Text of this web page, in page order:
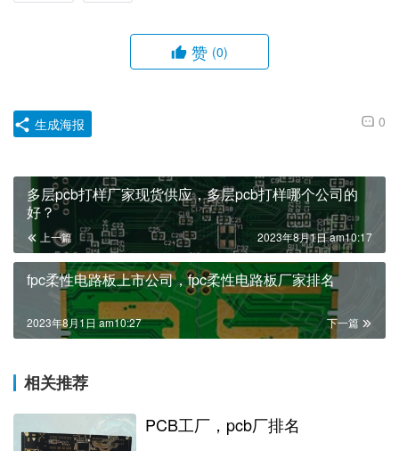
赞 (0)
0
生成海报
多层pcb打样厂家现货供应，多层pcb打样哪个公司的
好？
上一篇 2023年8月1日 am10:17
fpc柔性电路板上市公司，fpc柔性电路板厂家排名
下一篇
2023年8月1日 am10:27
相关推荐
PCB工厂，pcb厂排名